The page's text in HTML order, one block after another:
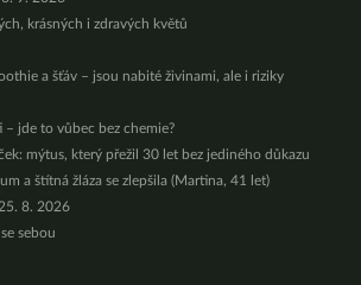
krásných i zdravých květů
a šťáv – jsou nabité živinami, ale i riziky
– jde to vůbec bez chemie?
mýtus, který přežil 30 let bez jediného důkazu
a štítná žláza se zlepšila (Martina, 41 let)
8. 2026
sebou